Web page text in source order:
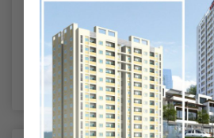
THIẾT KẾ NHÀ PHỐ
THIẾT KẾ TÒA NHÀ VĂN PHÒNG
TIN TỨC